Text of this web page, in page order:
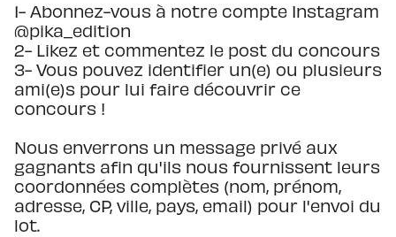
1- Abonnez-vous à notre compte Instagram
@pika_edition
2- Likez et commentez le post du concours
3- Vous pouvez identifier un(e) ou plusieurs
ami(e)s pour lui faire découvrir ce
concours !
Nous enverrons un message privé aux
gagnants afin qu'ils nous fournissent leurs
coordonnées complètes (nom, prénom,
adresse, CP, ville, pays, email) pour l'envoi du
lot.